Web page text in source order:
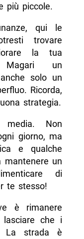
più piccole.
qui le
trovare
la tua
Magari un
solo un
Ricorda,
strategia.
media. Non
giorno, ma
e qualche
mantenere un
di
te stesso!
è rimanere
che i
La strada è